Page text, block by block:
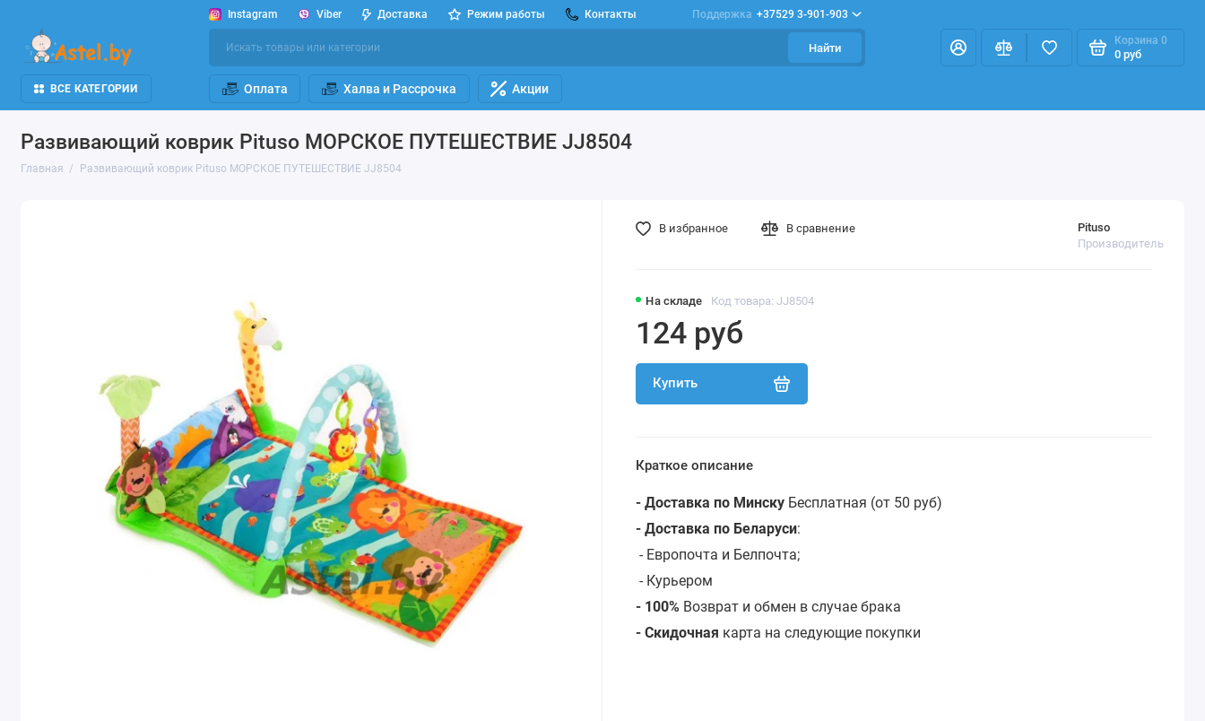
Instagram Viber Доставка Режим работы Контакты Поддержка +37529 3-901-903
Найти
Корзина 0
0 руб
ВСЕ КАТЕГОРИИ Оплата Халва и Рассрочка Акции
Развивающий коврик Pituso МОРСКОЕ ПУТЕШЕСТВИЕ JJ8504
Главная Развивающий коврик Pituso МОРСКОЕ ПУТЕШЕСТВИЕ JJ8504
На складе Код товара: JJ8504
Pituso
Производитель
124 руб
Купить
В избранное В сравнение
Краткое описание
- Доставка по МинскуБесплатная (от 50 руб)
- Доставка по Беларуси:
- Европочта и Белпочта;
- Курьером
- 100% Возврат и обмен в случае брака
- Скидочная карта на следующие покупки